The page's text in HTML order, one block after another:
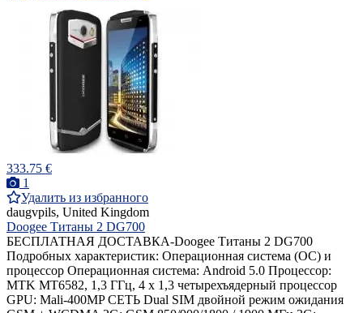
333.75 €
1
Удалить из избранного
daugvpils, United Kingdom
Doogee Титаны 2 DG700
БЕСПЛАТНАЯ ДОСТАВКА-Doogee Титаны 2 DG700
Подробных характеристик: Операционная система (ОС) и
процессор Операционная система: Android 5.0 Процессор:
MTK MT6582, 1,3 ГГц, 4 х 1,3 четырехъядерный процессор
GPU: Mali-400MP СЕТЬ Dual SIM двойной режим ожидания